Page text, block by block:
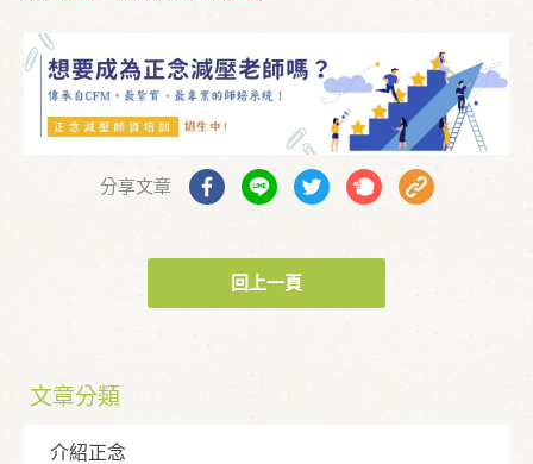
分享文章
回上一頁
文章分類
介紹正念